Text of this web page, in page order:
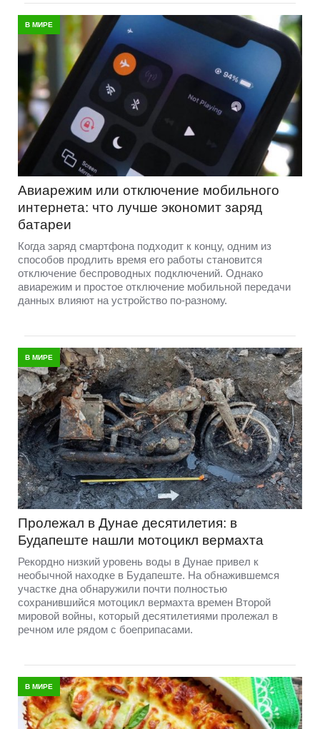
В МИРЕ
Авиарежим или отключение мобильного
интернета: что лучше экономит заряд
батареи
Когда заряд смартфона подходит к концу, одним из
способов продлить время его работы становится
отключение беспроводных подключений. Однако
авиарежим и простое отключение мобильной передачи
данных влияют на устройство по-разному.
В МИРЕ
Пролежал в Дунае десятилетия: в
Будапеште нашли мотоцикл вермахта
Рекордно низкий уровень воды в Дунае привел к
необычной находке в Будапеште. На обнажившемся
участке дна обнаружили почти полностью
сохранившийся мотоцикл вермахта времен Второй
мировой войны, который десятилетиями пролежал в
речном иле рядом с боеприпасами.
В МИРЕ